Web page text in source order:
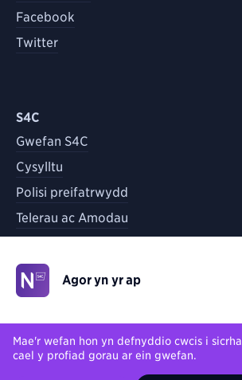
Facebook
Twitter
S4C
Gwefan S4C
Cysylltu
Polisi preifatrwydd
Telerau ac Amodau
Yn ôl i'r brig
Mae'r wefan hon yn defnyddio cwcis i
cael y profiad gorau ar ein gwefan.
Agor yn yr ap